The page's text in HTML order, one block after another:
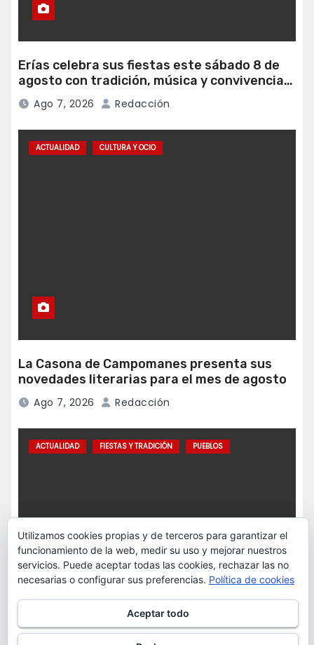
Erías celebra sus fiestas este sábado 8 de
agosto con tradición, música y convivencia
vecinal
Ago 7, 2026 Redacción
ACTUALIDAD CULTURA Y OCIO
La Casona de Campomanes presenta sus
novedades literarias para el mes de agosto
Ago 7, 2026 Redacción
ACTUALIDAD FIESTAS Y TRADICIÓN PUEBLOS
Utilizamos cookies propias y de terceros para garantizar el
funcionamiento de la web, medir su uso y mejorar nuestros
servicios. Puede aceptar todas las cookies, rechazar las no
necesarias o configurar sus preferencias. Política de cookies
Aceptar todo